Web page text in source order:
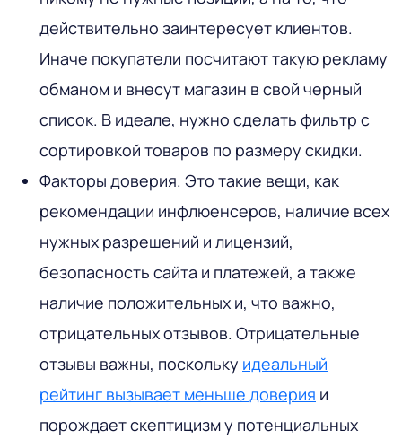
действительно заинтересует клиентов.
Иначе покупатели посчитают такую рекламу
обманом и внесут магазин в свой черный
список. В идеале, нужно сделать фильтр с
сортировкой товаров по размеру скидки.
Факторы доверия. Это такие вещи, как
рекомендации инфлюенсеров, наличие всех
нужных разрешений и лицензий,
безопасность сайта и платежей, а также
наличие положительных и, что важно,
отрицательных отзывов. Отрицательные
отзывы важны, поскольку идеальный
рейтинг вызывает меньше доверия и
порождает скептицизм у потенциальных